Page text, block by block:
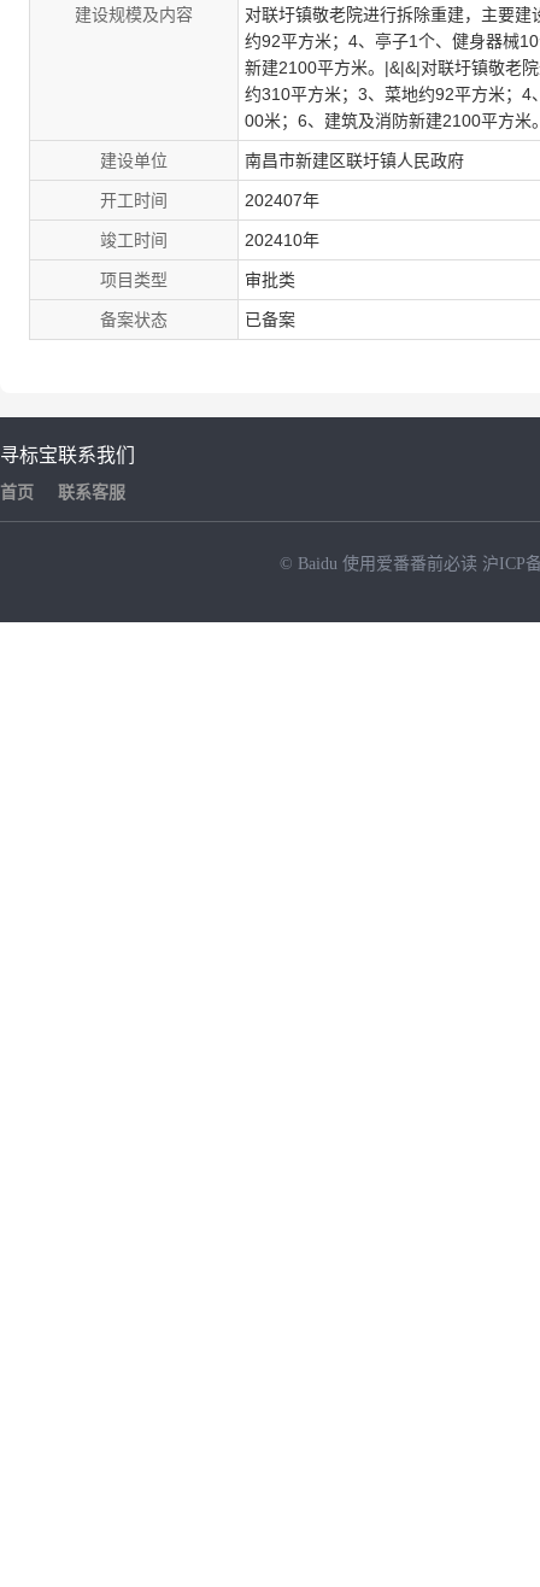
建设规模及内容
对联圩镇敬老院进行拆除重建，主要
约92平方米；4、亭子1个、健身器械
新建2100平方米。|&|&|对联圩镇敬老
约310平方米；3、菜地约92平方米；
00米；6、建筑及消防新建2100平方米
建设单位 南昌市新建区联圩镇人民政府
开工时间 202407年
竣工时间 202410年
项目类型 审批类
备案状态 已备案
寻标宝
首页
联系我们
联系客服
© Baidu 使用爱番番前必读 沪ICP